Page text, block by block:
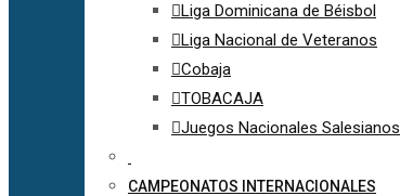
Liga Dominicana de Béisbol
Liga Nacional de Veteranos
Cobaja
TOBACAJA
Juegos Nacionales Salesianos
CAMPEONATOS INTERNACIONALES